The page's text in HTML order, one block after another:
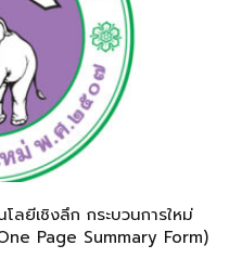
ยีเชิงลึก กระบวนการใหม่
Page Summary Form)